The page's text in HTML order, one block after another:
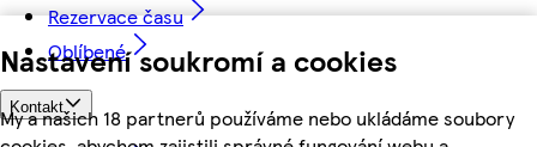
Nastavení soukromí a cookies
My a našich 18 partnerů používáme nebo ukládáme soubory
Rezervace času
Oblíbené
Kontakt